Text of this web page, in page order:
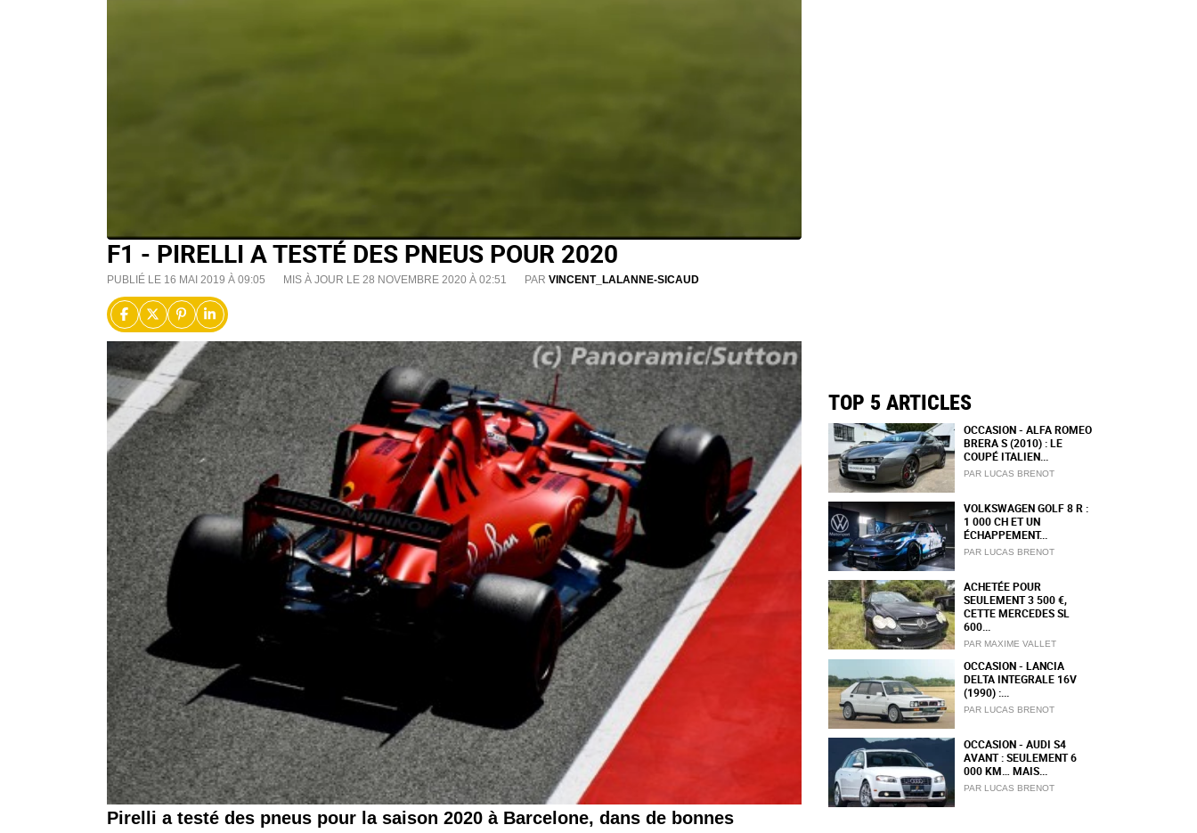
F1 - PIRELLI A TESTÉ DES PNEUS POUR 2020
PUBLIÉ LE 16 MAI 2019 À 09:05 MIS À JOUR LE 28 NOVEMBRE 2020 À 02:51 PAR VINCENT_LALANNE-SICAUD
Pirelli a testé des pneus pour la saison 2020 à Barcelone, dans de bonnes
TOP 5 ARTICLES
OCCASION - ALFA ROMEO
BRERA S (2010) : LE
COUPÉ ITALIEN...
PAR LUCAS BRENOT
VOLKSWAGEN GOLF 8 R :
1 000 CH ET UN
ÉCHAPPEMENT...
PAR LUCAS BRENOT
ACHETÉE POUR
SEULEMENT 3 500 €,
CETTE MERCEDES SL
600...
PAR MAXIME VALLET
OCCASION - LANCIA
DELTA INTEGRALE 16V
(1990) :...
PAR LUCAS BRENOT
OCCASION - AUDI S4
AVANT : SEULEMENT 6
000 KM… MAIS...
PAR LUCAS BRENOT